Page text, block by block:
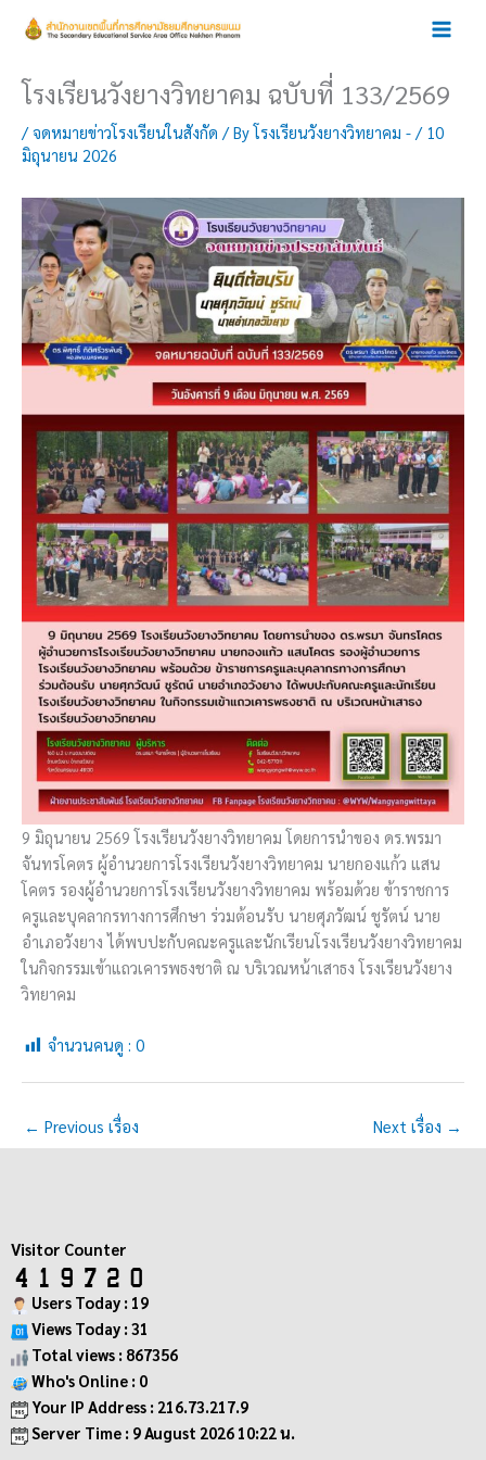
โรงเรียนวังยางวิทยาคม ฉบับที่ 133/2569
/จดหมายข่าวโรงเรียนในสังกัด / Byโรงเรียนวังยางวิทยาคม - / 10
มิถุนายน 2026
9 มิถุนายน 2569 โรงเรียนวังยางวิทยาคม โดยการนำของ ดร.พรมา
จันทรโคตร ผู้อำนวยการโรงเรียนวังยางวิทยาคม นายกองแก้ว แสน
โคตร รองผู้อำนวยการโรงเรียนวังยางวิทยาคม พร้อมด้วย ข้าราชการ
ครูและบุคลากรทางการศึกษา ร่วมต้อนรับ นายศุภวัฒน์ ชูรัตน์ นาย
อำเภอวังยาง ได้พบปะกับคณะครูและนักเรียนโรงเรียนวังยางวิทยาคม
ในกิจกรรมเข้าแถวเคารพธงชาติ ณ บริเวณหน้าเสาธง โรงเรียนวังยาง
วิทยาคม
จำนวนคนดู : 0
← Previous เรื่อง Next เรื่อง →
Visitor Counter
Users Today : 19
Views Today : 31
Total views : 867356
Who's Online : 0
Your IP Address : 216.73.217.9
Server Time : 9 August 2026 10:22 น.